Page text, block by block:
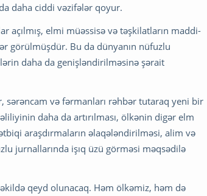
daha ciddi vəzifələr qoyur.
açılmış, elmi müəssisə və təşkilatların maddi-
görülmüşdür. Bu da dünyanın nüfuzlu
daha da genişləndirilməsinə şərait
sərəncam və fərmanları rəhbər tutaraq yeni bir
daha da artırılması, ölkənin digər elm
araşdırmaların əlaqələndirilməsi, alim və
jurnallarında işıq üzü görməsi məqsədilə
qeyd olunacaq. Həm ölkəmiz, həm də